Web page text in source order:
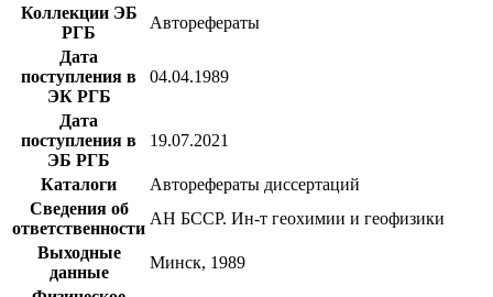
Коллекции ЭБ
РГБ
Авторефераты
Дата
поступления в
ЭК РГБ
04.04.1989
Дата
поступления в
ЭБ РГБ
19.07.2021
Каталоги
Авторефераты диссертаций
Сведения об
ответственности
АН БССР. Ин-т геохимии и геофизики
Выходные
данные
Минск, 1989